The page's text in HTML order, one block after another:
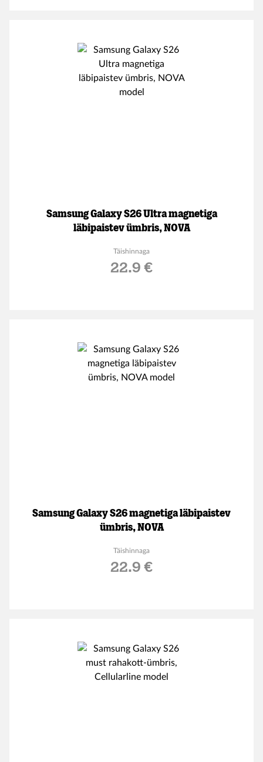
Samsung Galaxy S26 Ultra magnetiga
läbipaistev ümbris, NOVA
Täishinnaga
22.9 €
Samsung Galaxy S26 magnetiga läbipaistev
ümbris, NOVA
Täishinnaga
22.9 €